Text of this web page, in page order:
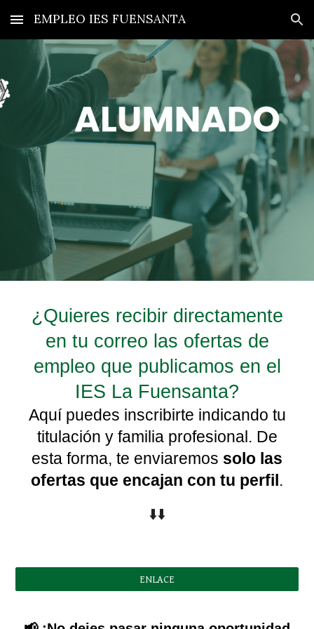
Skip to main content Skip to navigation
EMPLEO IES FUENSANTA
¿Quieres recibir directamente
en tu correo las ofertas de
empleo que publicamos en el
IES La Fuensanta?
Aquí puedes inscribirte indicando tu
titulación y familia profesional. De
esta forma, te enviaremos solo las
ofertas que encajan con tu perfil.
⬇️⬇️
ENLACE